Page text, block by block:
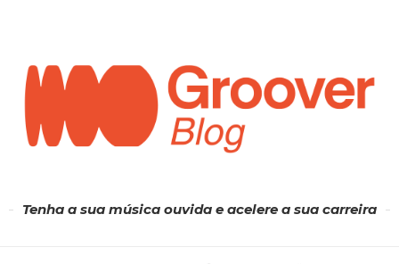
Tenha a sua música ouvida e acelere a sua carreira